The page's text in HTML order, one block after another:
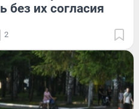
без их согласия
2